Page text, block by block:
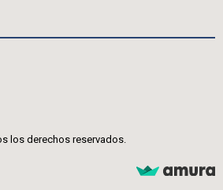
los derechos reservados.